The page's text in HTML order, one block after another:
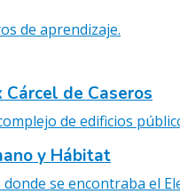
i
l
de aprendizaje.
de Caseros
de edificios
y Hábitat
se encontraba el